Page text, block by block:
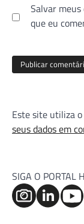
Salvar
que eu
Este site utiliza
seus dados em
SIGA O PORTAL